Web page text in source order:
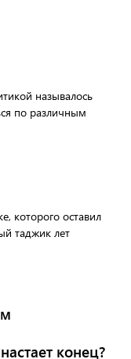
называлось
по различным
которого оставил
таджик лет
конец?